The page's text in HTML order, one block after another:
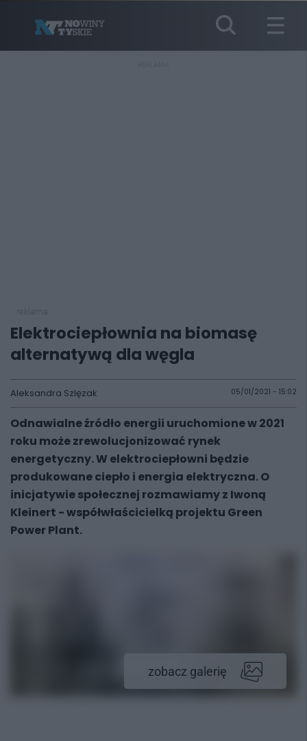
Elektrociepłownia na biomasę
alternatywą dla węgla
Aleksandra Szlęzak 05/01/2021 - 15:02
Odnawialne źródło energii uruchomione w 2021
roku może zrewolucjonizować rynek
energetyczny. W elektrociepłowni będzie
produkowane ciepło i energia elektryczna. O
inicjatywie społecznej rozmawiamy z Iwoną
Kleinert - współwłaścicielką projektu Green
Power Plant.
zobacz galerię